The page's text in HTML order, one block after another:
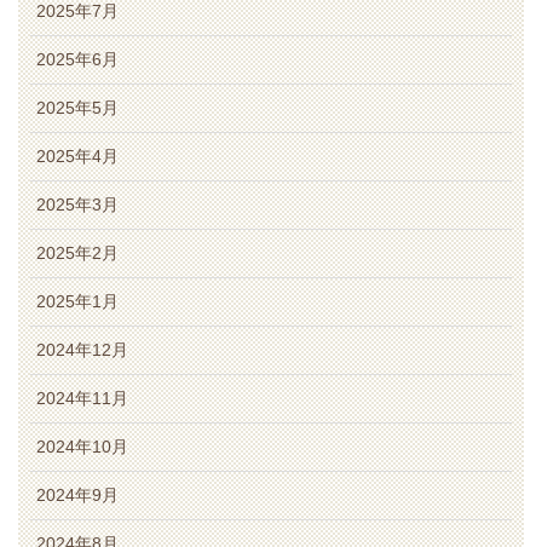
2025年7月
2025年6月
2025年5月
2025年4月
2025年3月
2025年2月
2025年1月
2024年12月
2024年11月
2024年10月
2024年9月